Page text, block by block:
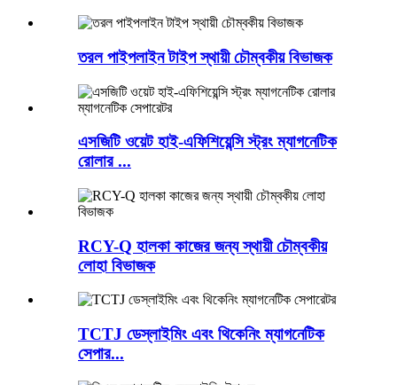
তরল পাইপলাইন টাইপ স্থায়ী চৌম্বকীয় বিভাজক
এসজিটি ওয়েট হাই-এফিশিয়েন্সি স্ট্রং ম্যাগনেটিক
রোলার ...
RCY-Q হালকা কাজের জন্য স্থায়ী চৌম্বকীয়
লোহা বিভাজক
TCTJ ডেস্লাইমিং এবং থিকেনিং ম্যাগনেটিক
সেপার...